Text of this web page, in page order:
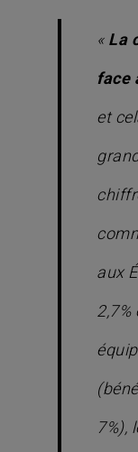
« La
face
et
aux
7%),